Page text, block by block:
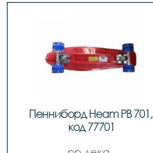
Пенниборд Heam PB 701,
код 77701